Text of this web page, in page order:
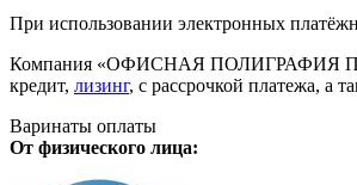
При использовании электронных
Компания «ОФИСНАЯ ПОЛИГРАФИЯ ПЛЮС»
кредит, лизинг, с рассрочкой платежа, а
Варинаты оплаты
От физического лица: